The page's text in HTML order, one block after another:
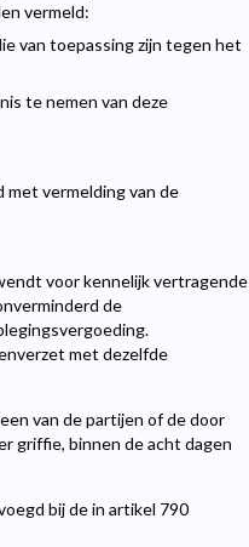
vermeld:
van toepassing zijn tegen het
te nemen van deze
vermelding van de
voor kennelijk vertragende
de
met dezelfde
van de partijen of de door
griffie, binnen de acht dagen
bij de in artikel 790